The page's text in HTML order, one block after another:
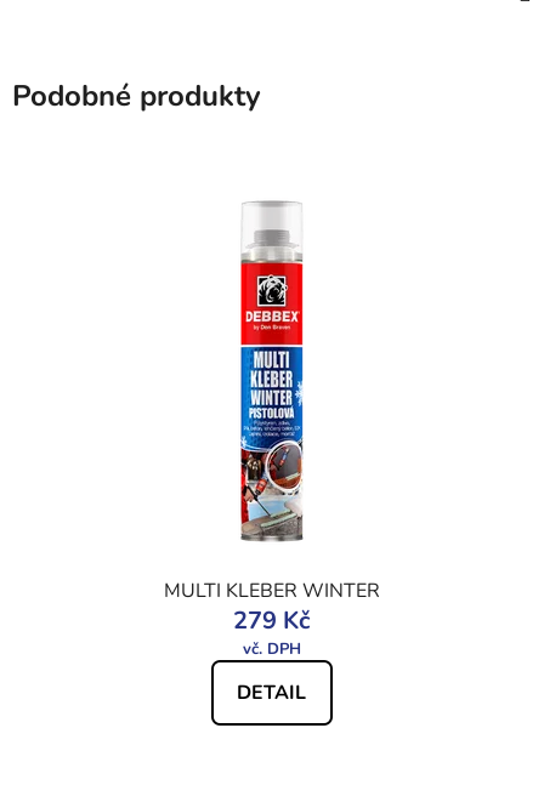
Podobné produkty
MULTI KLEBER WINTER
279 Kč
DETAIL